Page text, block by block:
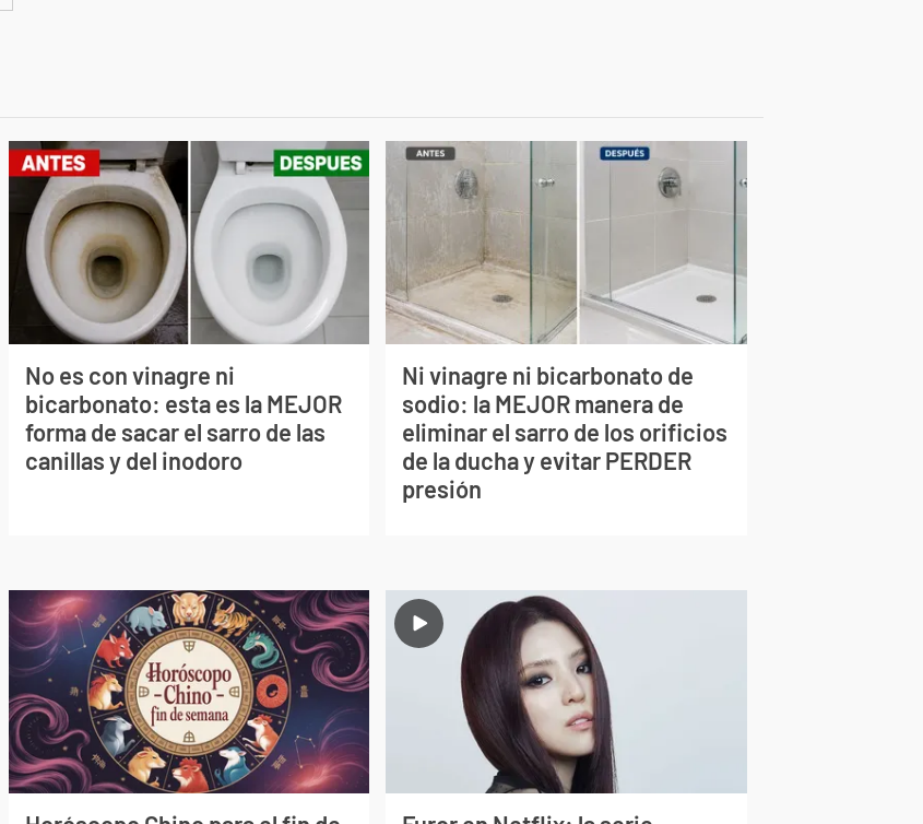
No es con vinagre ni
bicarbonato: esta es la MEJOR
forma de sacar el sarro de las
canillas y del inodoro
Ni vinagre ni bicarbonato de
sodio: la MEJOR manera de
eliminar el sarro de los orificios
de la ducha y evitar PERDER
presión